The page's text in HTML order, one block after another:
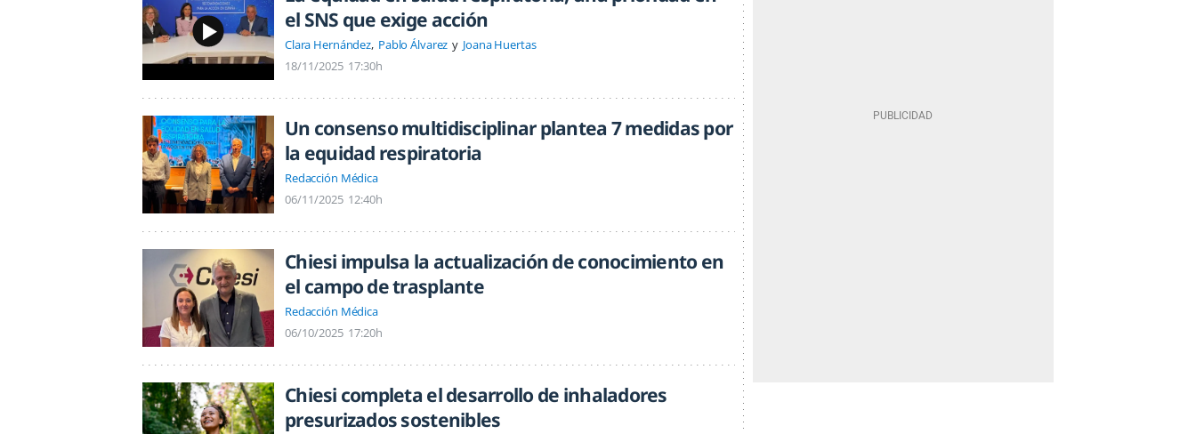
el SNS que exige acción
Clara Hernández Pablo Álvarez
Joana Huertas
18/11/2025 17:30h
Un consenso multidisciplinar plantea 7 medidas por
la equidad respiratoria
Redacción Médica
06/11/2025 12:40h
Chiesi impulsa la actualización de conocimiento en
el campo de trasplante
Redacción Médica
06/10/2025 17:20h
Chiesi completa el desarrollo de inhaladores
presurizados sostenibles